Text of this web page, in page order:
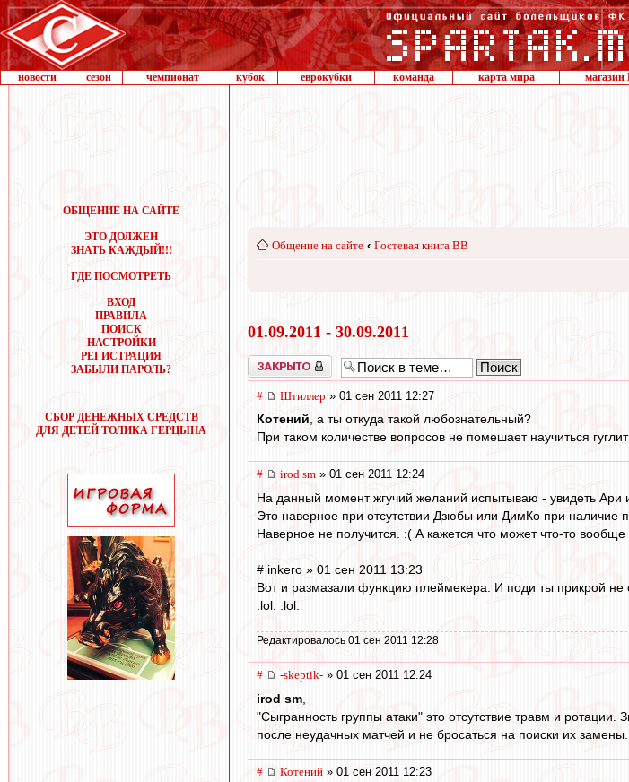
новости сезон чемпионат кубок еврокубки команда карта мира магазин
ОБЩЕНИЕ НА САЙТЕ
ЭТО ДОЛЖЕН
ЗНАТЬ КАЖДЫЙ!!!
ГДЕ ПОСМОТРЕТЬ
ВХОД
ПРАВИЛА
ПОИСК
НАСТРОЙКИ
РЕГИСТРАЦИЯ
ЗАБЫЛИ ПАРОЛЬ?
СБОР ДЕНЕЖНЫХ СРЕДСТВ
ДЛЯ ДЕТЕЙ ТОЛИКА ГЕРЦЫНА
Общение на сайте ‹ Гостевая книга ВВ
01.09.2011 - 30.09.2011
Закрыто
# Штиллер » 01 сен 2011 12:27
Котений, а ты откуда такой любознательный?
При таком количестве вопросов не помешает научиться
# irod sm » 01 сен 2011 12:24
На данный момент жгучий желаний испытываю - увидеть
Это наверное при отсутствии Дзюбы или ДимКо при наличие
Наверное не получится. :( А кажется что может что-то вообще
# inkero » 01 сен 2011 13:23
Вот и размазали функцию плеймекера. И поди ты прикрой не
:lol: :lol:
Редактировалось 01 сен 2011 12:28
# -skeptik- » 01 сен 2011 12:24
irod sm
"Сыгранность группы атаки" это отсутствие травм и
после неудачных матчей и не бросаться на поиски их замены.
# Котений » 01 сен 2011 12:23